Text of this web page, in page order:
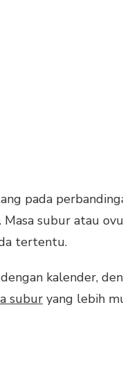
pada
subur atau
tertentu.
kalender,
subur yang lebih